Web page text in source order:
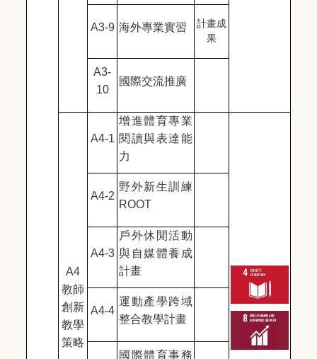
A3-9 海外專業實習
計畫成
果
A3-
10
國際交流推廣
A4
教師
創新
教學
策略
A4-1
增進體育專業
閱讀與表達能
力
A4-2
野外新生訓練
ROOT
A4-3
戶外休閒活動
與自媒體養成
計畫
A4-4
運動產學跨域
整合教學計畫
國際體育事務